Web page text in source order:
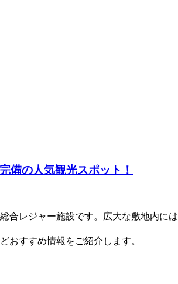
備の人気観光スポット！
合レジャー施設です。広大な敷地内
おすすめ情報をご紹介します。